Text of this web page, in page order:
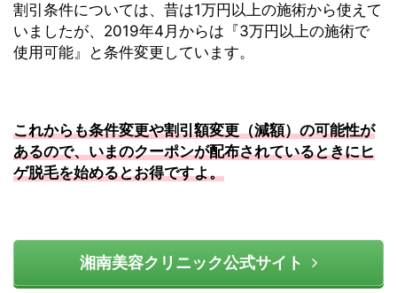
割引条件については、昔は1万円以上の施術から使えて
いましたが、2019年4月からは『3万円以上の施術で
使用可能』と条件変更しています。
これからも条件変更や割引額変更（減額）の可能性が
あるので、いまのクーポンが配布されているときにヒ
ゲ脱毛を始めるとお得ですよ。
湘南美容クリニック公式サイト